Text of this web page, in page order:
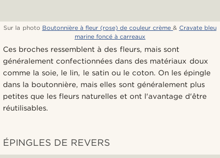
Sur la photo Boutonnière à fleur (rose) de couleur crème& Cravate bleu
marine foncé à carreaux
Ces broches ressemblent à des fleurs, mais sont
généralement confectionnées dans des matériaux doux
comme la soie, le lin, le satin ou le coton. On les épingle
dans la boutonnière, mais elles sont généralement plus
petites que les fleurs naturelles et ont l'avantage d'être
réutilisables.
ÉPINGLES DE REVERS